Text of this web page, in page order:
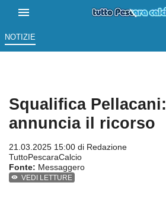
NOTIZIE
Squalifica
annuncia il ricorso
21.03.2025 15:00 di Redazione
TuttoPescaraCalcio
Fonte: Messaggero
VEDI LETTURE